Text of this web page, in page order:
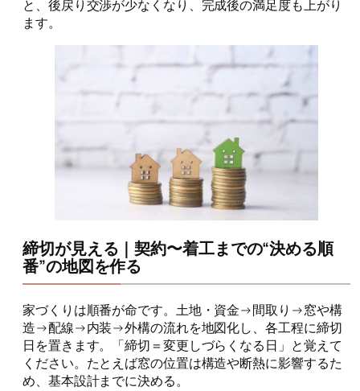
と、後戻り交渉が少なくなり、完成後の満足度も上がり
ます。
締切が見える｜契約〜着工までの“決める順
番”の地図を作る
家づくりは順番が命です。土地・資金→間取り→窓や構
造→配線→内装→外構の流れを地図化し、各工程に締切
日を置きます。「締切＝変更しづらくなる日」と覚えて
ください。たとえば窓の位置は構造や断熱に影響するた
め、基本設計までに決める。